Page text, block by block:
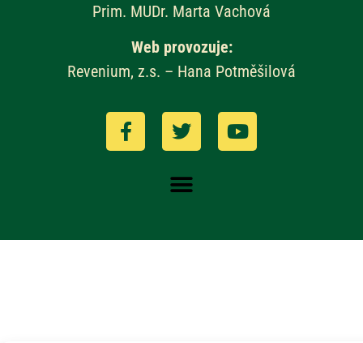
Prim. MUDr. Marta Vachová
Web provozuje:
Revenium, z.s. – Hana Potměšilová